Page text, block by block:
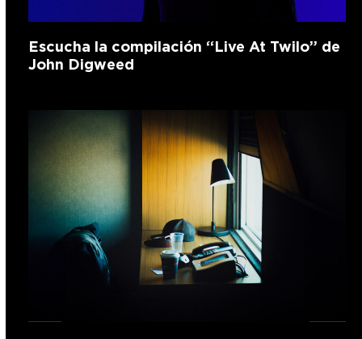
Escucha la compilación “Live At Twilo” de
John Digweed